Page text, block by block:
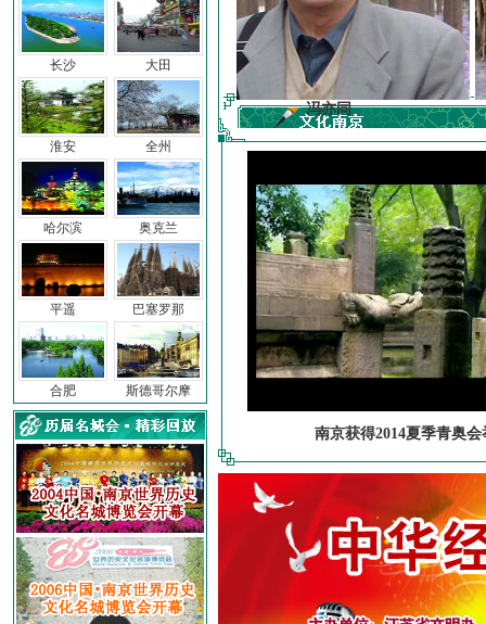
长沙
淮安
哈尔滨
平遥
合肥
大田
全州
奥克兰
巴塞罗那
斯德哥尔摩
冯亦同
南京获得2014夏季青奥会